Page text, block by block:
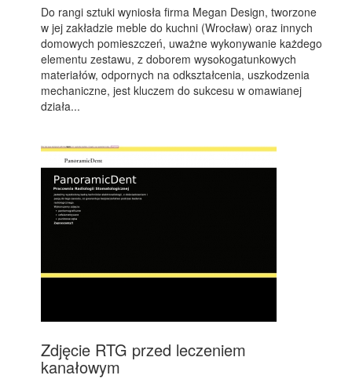
Do rangi sztuki wyniosła firma Megan Design, tworzone
w jej zakładzie meble do kuchni (Wrocław) oraz innych
domowych pomieszczeń, uważne wykonywanie każdego
elementu zestawu, z doborem wysokogatunkowych
materiałów, odpornych na odkształcenia, uszkodzenia
mechaniczne, jest kluczem do sukcesu w omawianej
działa...
Zdjęcie RTG przed leczeniem
kanałowym